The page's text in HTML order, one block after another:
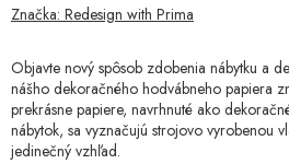
Objavte nový spôsob zdobenia nábytku a
nášho dekoračného hodvábneho papiera
prekrásne papiere, navrhnuté ako
nábytok, sa vyznačujú strojovo vyrobenou
jedinečný vzhľad.
produktu
z
5
hviezdičiek.
Značka: Redesign with Prima